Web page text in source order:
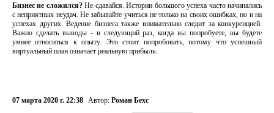
Бизнес не сложился?Не сдавайся. Истории большого успеха часто начинались
с неприятных неудач. Не забывайте учиться не только на своих ошибках, но и на
успехах других. Ведение бизнеса также внимательно следит за конкуренцией.
Важно сделать выводы - в следующий раз, когда вы попробуете, вы будете
умнее относиться к опыту. Это стоит попробовать, потому что успешный
виртуальный план означает реальную прибыль.
07 марта 2020 г. 22:38 Автор: Роман Бехс